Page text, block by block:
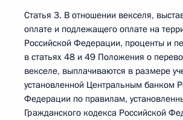
Статья 3. В отношении векселя,
оплате и подлежащего оплате на
Российской Федерации, проценты и
в статьях 48 и 49 Положения о
векселе, выплачиваются в размере
установленной Центральным банком
Федерации по правилам,
Гражданского кодекса Российской